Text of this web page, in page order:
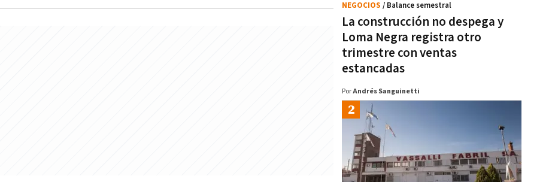
La construcción no despega y
Loma Negra registra otro
trimestre con ventas
estancadas
NEGOCIOS / Balance semestral
PorAndrés Sanguinetti